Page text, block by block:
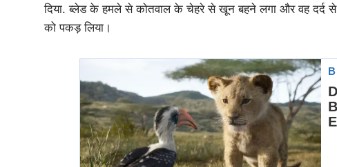
दिया. ब्लेड के हमले से कोतवाल के चेहरे से खून बहने लगा और वह दर्द
को पकड़ लिया।